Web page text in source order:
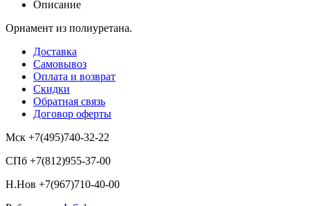
Описание
Орнамент из полиуретана.
Доставка
Самовывоз
Оплата и возврат
Скидки
Обратная связь
Договор оферты
Мск +7(495)740-32-22
СПб +7(812)955-37-00
Н.Нов +7(967)710-40-00